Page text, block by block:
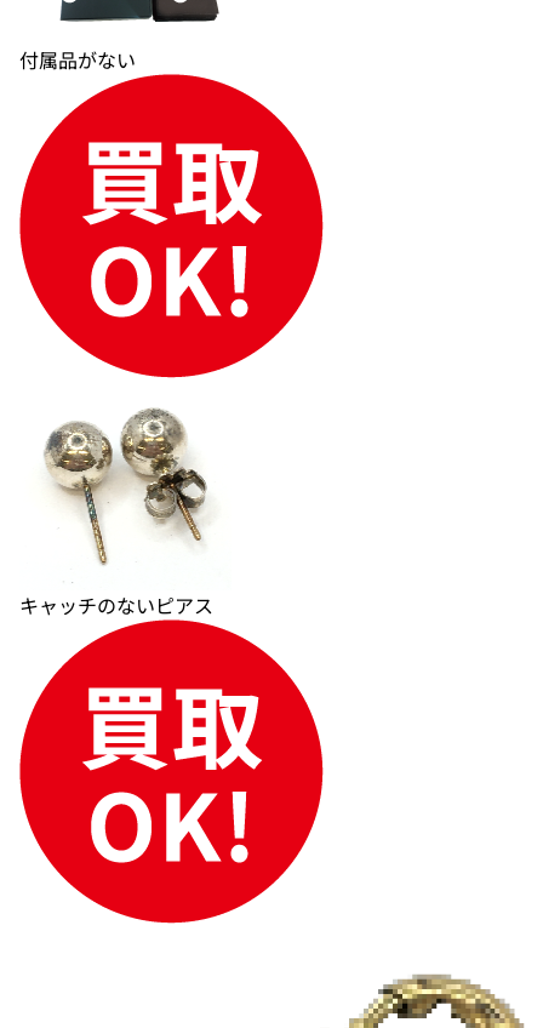
付属品がない
キャッチのないピアス